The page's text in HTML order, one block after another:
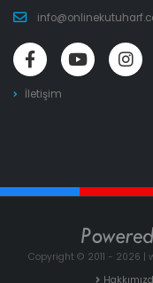
İletişim
Copyright © 2011 - 2026 |